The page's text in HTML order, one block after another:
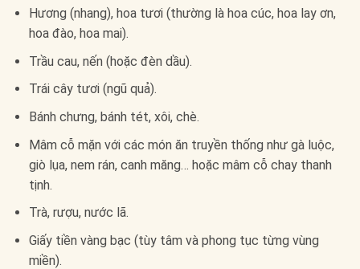
Hương (nhang), hoa tươi (thường là hoa cúc, hoa lay ơn,
hoa đào, hoa mai).
Trầu cau, nến (hoặc đèn dầu).
Trái cây tươi (ngũ quả).
Bánh chưng, bánh tét, xôi, chè.
Mâm cỗ mặn với các món ăn truyền thống như gà luộc,
giò lụa, nem rán, canh măng… hoặc mâm cỗ chay thanh
tịnh.
Trà, rượu, nước lã.
Giấy tiền vàng bạc (tùy tâm và phong tục từng vùng
miền).